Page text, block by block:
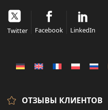
Twitter Facebook LinkedIn
ОТЗЫВЫ КЛИЕНТОВ